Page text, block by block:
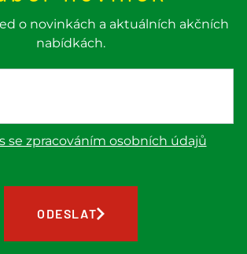
o novinkách a aktuálních akčních
nabídkách.
se zpracováním osobních údajů
ODESLAT